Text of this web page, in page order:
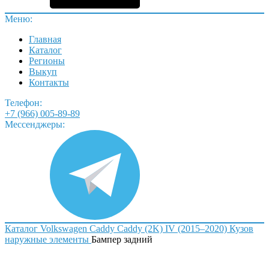
Меню:
Главная
Каталог
Регионы
Выкуп
Контакты
Телефон:
+7 (966) 005-89-89
Мессенджеры:
Каталог Volkswagen Caddy Caddy (2K) IV (2015–2020) Кузов
наружные элементы Бампер задний